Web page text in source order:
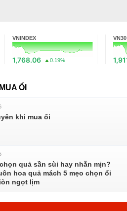
VNINDEX
1,768.06 0.19%
VN30
MUA ỔI
khi mua ổi
quả sần sùi hay nhẵn mịn?
hoa quả mách 5 mẹo chọn ổi
ngọt lịm